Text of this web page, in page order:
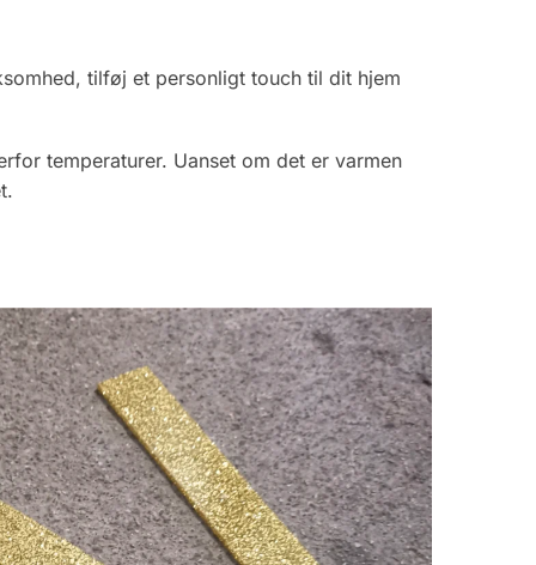
tilføj et personligt touch til dit hjem
temperaturer. Uanset om det er varmen